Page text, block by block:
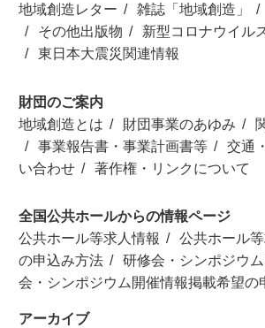
地域創造レター
雑誌「地域創造」
その他出版物
新型コロナウイル
東日本大震災関連情報
財団のご案内
地域創造とは
財団事業のあゆみ
事業報告書・事業計画書等
交通
い合わせ
著作権・リンクについて
全国公共ホールからの情報ページ
公共ホール等求人情報
公共ホール
の申込み方法
研修会・シンポジウ
会・シンポジウム開催情報掲載希望の
アーカイブ